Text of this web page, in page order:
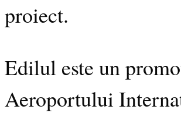
proiect.
Edilul este un
Aeroportului